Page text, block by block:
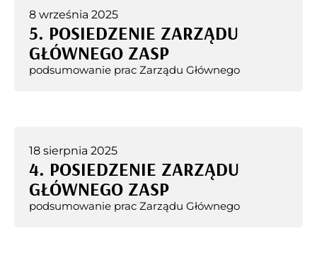
8 września 2025
5. POSIEDZENIE ZARZĄDU
GŁÓWNEGO ZASP
podsumowanie prac Zarządu Głównego
18 sierpnia 2025
4. POSIEDZENIE ZARZĄDU
GŁÓWNEGO ZASP
podsumowanie prac Zarządu Głównego